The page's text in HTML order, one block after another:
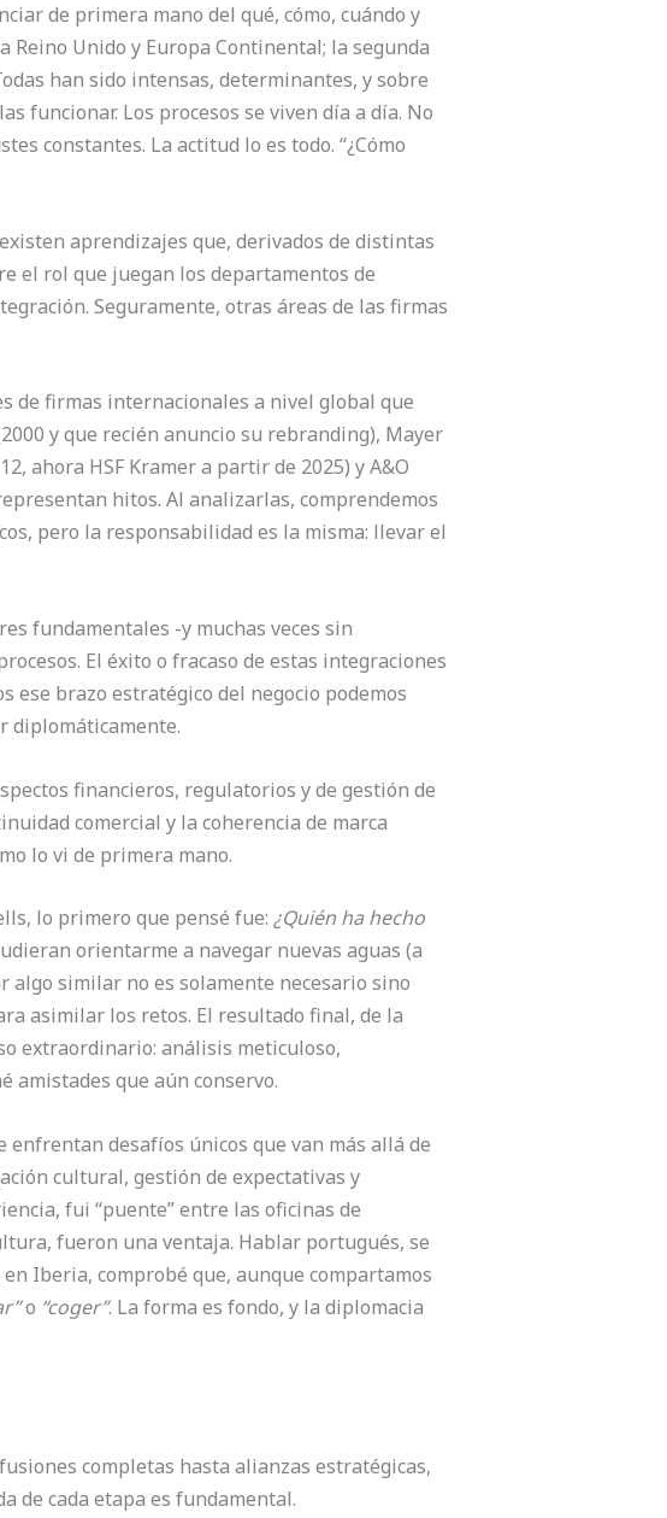
de primera mano del qué, cómo, cuándo y
Reino Unido y Europa Continental; la segunda
han sido intensas, determinantes, y sobre
funcionar. Los procesos se viven día a día. No
constantes. La actitud lo es todo. “¿Cómo
aprendizajes que, derivados de distintas
el rol que juegan los departamentos de
Seguramente, otras áreas de las firmas
de firmas internacionales a nivel global que
y que recién anuncio su rebranding), Mayer
ahora HSF Kramer a partir de 2025) y A&O
hitos. Al analizarlas, comprendemos
pero la responsabilidad es la misma: llevar el
fundamentales -y muchas veces sin
El éxito o fracaso de estas integraciones
brazo estratégico del negocio podemos
diplomáticamente.
financieros, regulatorios y de gestión de
comercial y la coherencia de marca
lo vi de primera mano.
lo primero que pensé fue: ¿Quién ha hecho
orientarme a navegar nuevas aguas (a
algo similar no es solamente necesario sino
asimilar los retos. El resultado final, de la
extraordinario: análisis meticuloso,
amistades que aún conservo.
enfrentan desafíos únicos que van más allá de
cultural, gestión de expectativas y
fui “puente” entre las oficinas de
fueron una ventaja. Hablar portugués, se
Iberia, comprobé que, aunque compartamos
o “coger”. La forma es fondo, y la diplomacia
completas hasta alianzas estratégicas,
de cada etapa es fundamental.